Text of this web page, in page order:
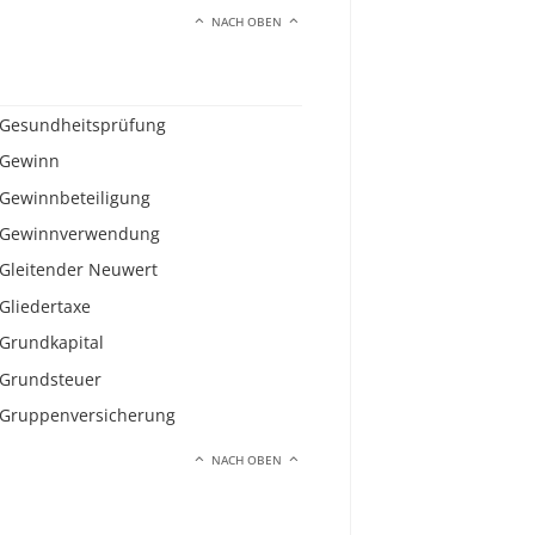
NACH OBEN
Gesundheitsprüfung
Gewinn
Gewinnbeteiligung
Gewinnverwendung
Gleitender Neuwert
Gliedertaxe
Grundkapital
Grundsteuer
Gruppenversicherung
NACH OBEN